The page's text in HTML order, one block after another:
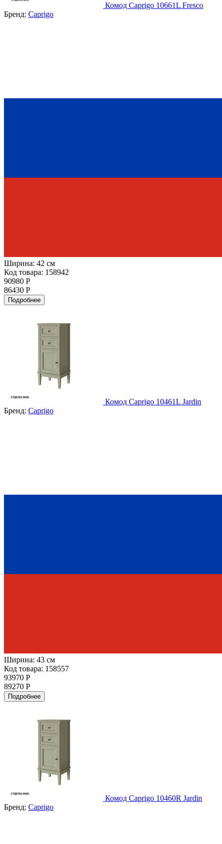
Комод Caprigo 10661L Fresco
Бренд: Caprigo
Ширина: 42 см
Код товара: 158942
90980 Р
86430 Р
Подробнее
Комод Caprigo 10461L Jardin
Бренд: Caprigo
Ширина: 43 см
Код товара: 158557
93970 Р
89270 Р
Подробнее
Комод Caprigo 10460R Jardin
Бренд: Caprigo